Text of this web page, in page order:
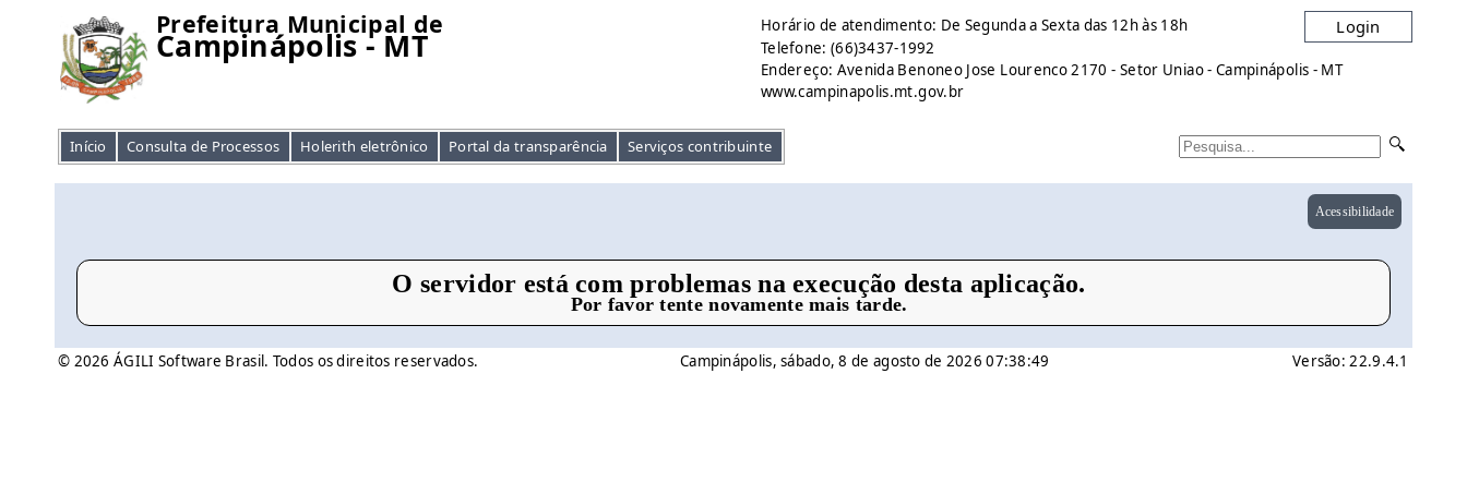
Login
Prefeitura Municipal de Horário de atendimento: De Segunda a Sexta das 12h às 18h
Campinápolis - MT
Telefone: (66)3437-1992
Endereço: Avenida Benoneo Jose Lourenco 2170 - Setor Uniao - Campinápolis - MT
www.campinapolis.mt.gov.br
Início Consulta de Processos Holerith eletrônico Portal da transparência Serviços contribuinte
Acessibilidade
O servidor está com problemas na execução desta aplicação.
Por favor tente novamente mais tarde.
© 2026 ÁGILI Software Brasil. Todos os direitos reservados. Campinápolis, sábado, 8 de agosto de 2026 07:38:49 Versão: 22.9.4.1